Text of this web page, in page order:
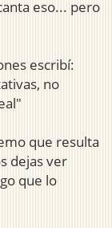
eso... pero
escribí:
no
que resulta
dejas ver
que lo